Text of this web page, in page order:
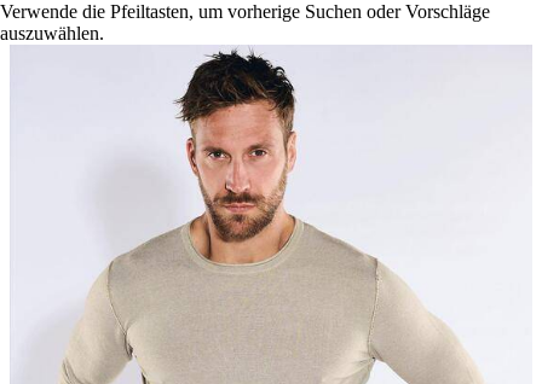
Verwende die Pfeiltasten, um vorherige Suchen oder Vorschläge
auszuwählen.